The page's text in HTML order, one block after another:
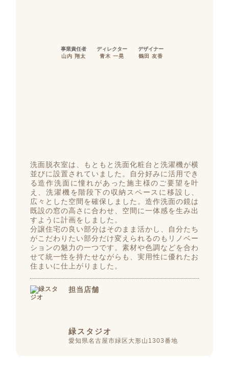
事業責任者
山内 翔太
ディレクター
青木 一晃
デザイナー
鶴田 友香
洗面脱衣室は、もともと洗面化粧台と洗濯機が横
並びに設置されていました。自分好みに活用でき
る造作洗面に憧れがあった施主様のご要望を叶
え、洗濯機を階段下の収納スペースに移設し、
広々とした空間を確保しました。造作洗面の鏡は
既設の窓の高さに合わせ、空間に一体感を生み出
すように計画をしました。
分譲住宅の良い部分はそのまま活かし、自分たち
がこだわりたい部分だけ変えられるのもリノベー
ションの魅力の一つです。素材や色調などを合わ
せて統一性を持たせながらも、実用性に優れたお
住まいに仕上がりました。
担当店舗
緑スタジオ
愛知県名古屋市緑区大形山1303番地